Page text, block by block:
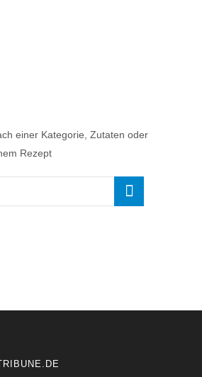
einer Kategorie, Zutaten oder
Rezept